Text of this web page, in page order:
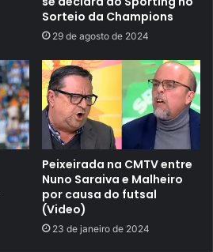
Sorteio da Champions
29 de agosto de 2024
Peixeirada na CMTV entre
Nuno Saraiva e Malheiro
por causa do futsal
(Video)
23 de janeiro de 2024